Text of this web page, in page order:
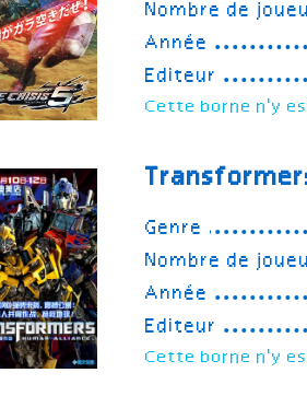
Nombre de
Année
Editeur
Cette borne n'y
Genre
Nombre de
Année
Editeur
Cette borne n'y